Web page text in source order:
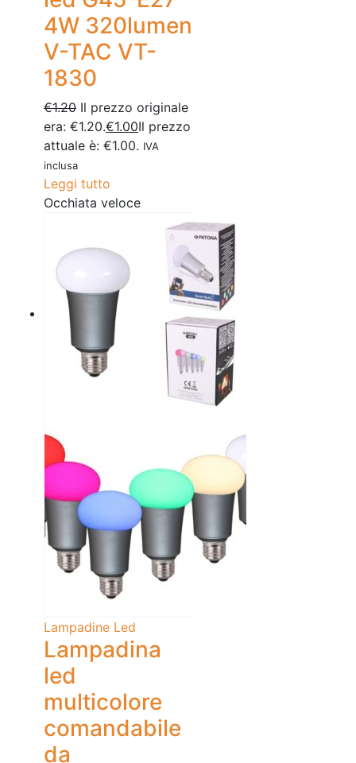
4W 320lumen
V-TAC VT-
1830
€1.20 Il prezzo originale
era: €1.20.€1.00Il prezzo
attuale è: €1.00. IVA
inclusa
Leggi tutto
Occhiata veloce
Lampadine Led
Lampadina
led
multicolore
comandabile
da